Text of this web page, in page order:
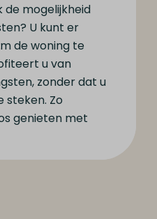
de mogelijkheid
U kunt er
de woning te
u van
zonder dat u
steken. Zo
genieten met